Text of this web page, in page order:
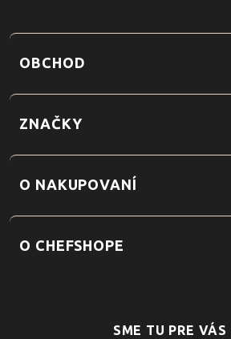
OBCHOD
ZNAČKY
O NAKUPOVANÍ
O CHEFSHOPE
SME TU PRE VÁS